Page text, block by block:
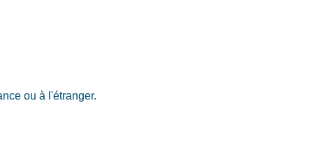
ou à l'étranger.